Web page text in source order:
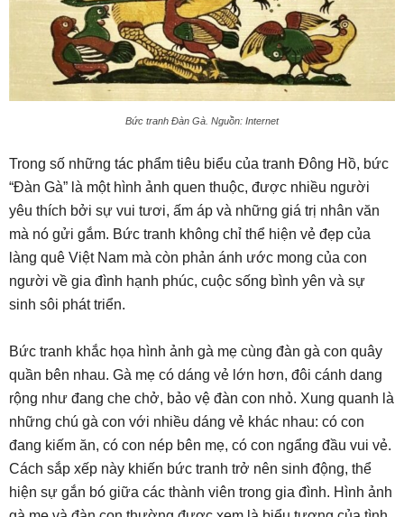
Bức tranh Đàn Gà. Nguồn: Internet
Trong số những tác phẩm tiêu biểu của tranh Đông Hồ, bức
“Đàn Gà” là một hình ảnh quen thuộc, được nhiều người
yêu thích bởi sự vui tươi, ấm áp và những giá trị nhân văn
mà nó gửi gắm. Bức tranh không chỉ thể hiện vẻ đẹp của
làng quê Việt Nam mà còn phản ánh ước mong của con
người về gia đình hạnh phúc, cuộc sống bình yên và sự
sinh sôi phát triển.
Bức tranh khắc họa hình ảnh gà mẹ cùng đàn gà con quây
quần bên nhau. Gà mẹ có dáng vẻ lớn hơn, đôi cánh dang
rộng như đang che chở, bảo vệ đàn con nhỏ. Xung quanh là
những chú gà con với nhiều dáng vẻ khác nhau: có con
đang kiếm ăn, có con nép bên mẹ, có con ngẩng đầu vui vẻ.
Cách sắp xếp này khiến bức tranh trở nên sinh động, thể
hiện sự gắn bó giữa các thành viên trong gia đình. Hình ảnh